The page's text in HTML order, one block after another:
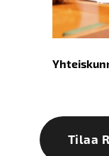
Tilaa